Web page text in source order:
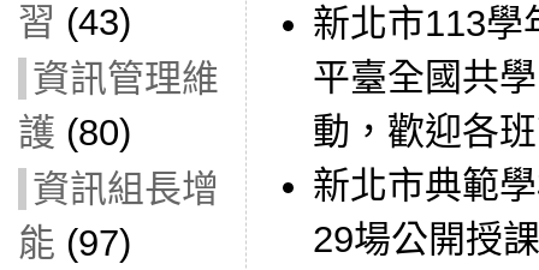
習 (43)
資訊管理維
護 (80)
資訊組長增
能 (97)
新北市113學
平臺全國共
動，歡迎各
新北市典範
29場公開授